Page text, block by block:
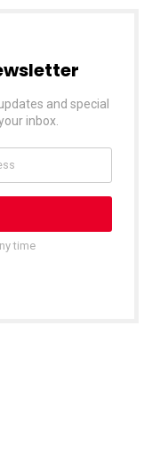
and special
inbox.
time